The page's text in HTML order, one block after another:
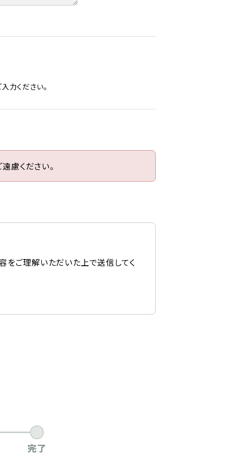
力ください。
慮ください。
をご理解いただいた上で送信してく
完了